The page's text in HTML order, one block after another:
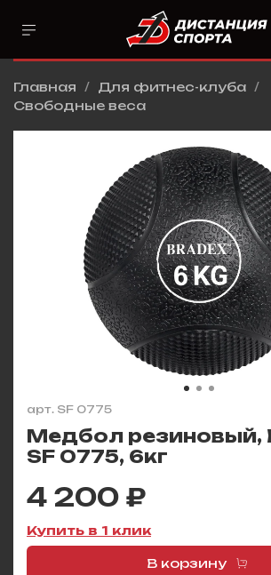
Главная
Для фитнес-клуба
Свободные веса
арт. SF 0775
Медбол резиновый,
SF 0775, 6кг
4 200 ₽
Купить в 1 клик
В корзину